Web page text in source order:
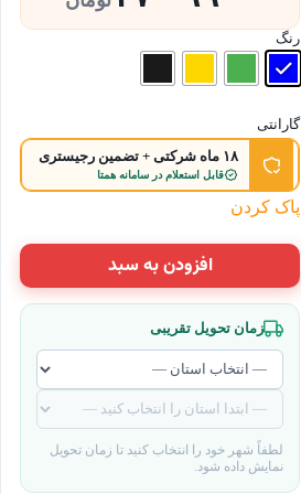
رنگ
گارانتی
۱۸ ماه شرکتی + تضمین رجیستری
قابل استعلام در سامانه همتا
پاک کردن
افزودن به سبد
زمان تحویل تقریبی
لطفاً شهر خود را انتخاب کنید تا زمان تحویل
نمایش داده شود.